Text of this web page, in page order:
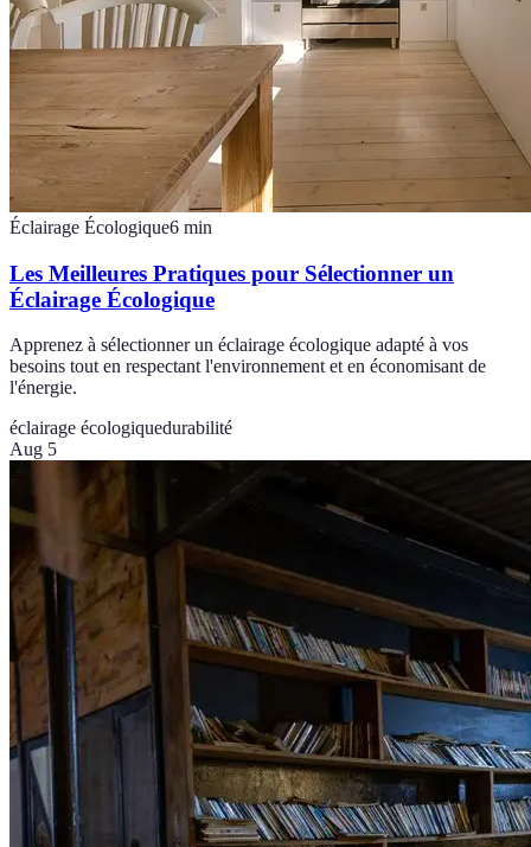
Éclairage Écologique6 min
Les Meilleures Pratiques pour Sélectionner un
Éclairage Écologique
Apprenez à sélectionner un éclairage écologique adapté à vos
besoins tout en respectant l'environnement et en économisant de
l'énergie.
éclairage écologiquedurabilité
Aug 5